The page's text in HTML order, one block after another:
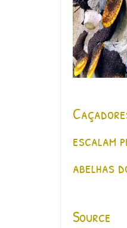
escalam
abelhas
Source